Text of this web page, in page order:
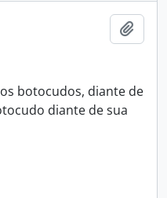
botocudos, diante de
diante de sua